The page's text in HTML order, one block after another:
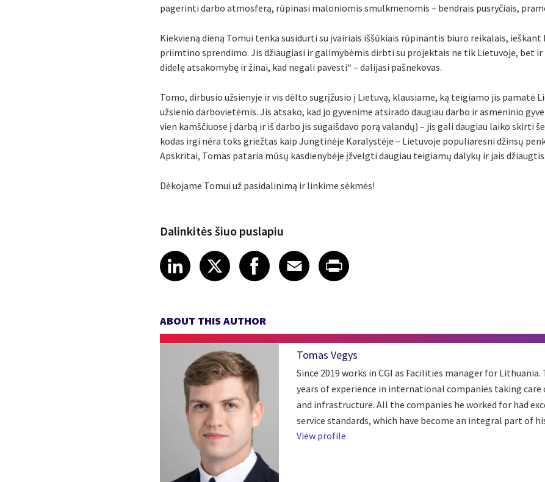
pagerinti darbo atmosferą, rūpinasi maloniomis smulkmenomis – bendrais pusryčiais,
Kiekvieną dieną Tomui tenka susidurti su įvairiais iššūkiais rūpinantis biuro reikalais,
priimtino sprendimo. Jis džiaugiasi ir galimybėmis dirbti su projektais ne tik Lietuvoje, bet
didelę atsakomybę ir žinai, kad negali pavesti“ – dalijasi pašnekovas.
Tomo, dirbusio užsienyje ir vis dėlto sugrįžusio į Lietuvą, klausiame, ką teigiamo jis pamatė
užsienio darbovietėmis. Jis atsako, kad jo gyvenime atsirado daugiau darbo ir asmeninio
vien kamščiuose į darbą ir iš darbo jis sugaišdavo porą valandų) – jis gali daugiau laiko skirti
kodas irgi nėra toks griežtas kaip Jungtinėje Karalystėje – Lietuvoje populiaresni džinsų
Apskritai, Tomas pataria mūsų kasdienybėje įžvelgti daugiau teigiamų dalykų ir jais džiaugtis.
Dėkojame Tomui už pasidalinimą ir linkime sėkmės!
Dalinkitės šiuo puslapiu
Share article on LinkedIn
LinkedIn
Share article on X
XShare article on Facebook
Facebook
Share article on Email
Email
Share article on Print
ABOUT THIS AUTHOR
Tomas Vegys
Since 2019 works in CGI as Facilities manager for Lithuania.
years of experience in international companies taking
and infrastructure. All the companies he worked for had
service standards, which have become an integral part of
View profile